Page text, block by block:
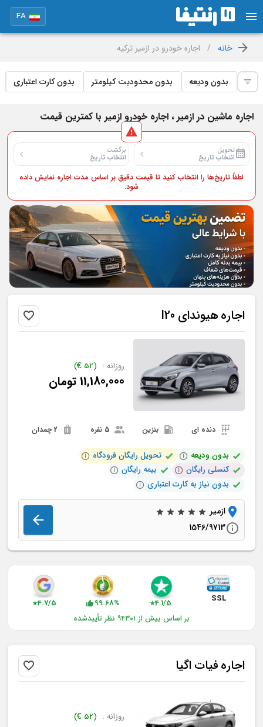
FA
خانه / اجاره خودرو در ازمیر ترکیه
بدون ودیعه بدون محدودیت کیلومتر بدون کارت اعتباری
اجاره ماشین در ازمیر ، اجاره خودرو ازمیر با کمترین قیمت
تحویل
انتخاب تاریخ
برگشت
انتخاب تاریخ
لطفاً تاریخ‌ها را انتخاب کنید تا قیمت دقیق بر اساس مدت اجاره نمایش داده
شود.
اجارههیوندای I20
روزانه : (
52
€
)
11,180,000تومان
دنده ای بنزین
بدون ودیعه
تحویل رایگان فرودگاه
کنسلی رایگان
بیمه رایگان
بدون نیاز به کارت اعتباری
ازمیر
1546/9713
★4.7/5 99.68% ★4.1/5
SSL
بر اساس بیش از ۹۴۳۰۱ نظر تأییدشده
اجارهفیاتاگیا
روزانه : (
52
€
)